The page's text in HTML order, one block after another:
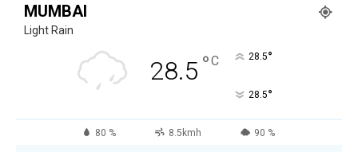
MUMBAI
Light Rain
28.5 °C 28.5°
28.5°
80 % 8.5kmh 90 %